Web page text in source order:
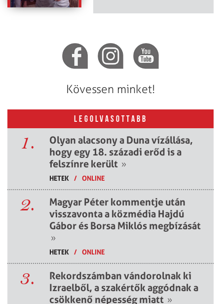
Kövessen minket!
LEGOLVASOTTABB
1.
Olyan alacsony a Duna vízállása,
hogy egy 18. századi erőd is a
felszínre került »
HETEK / ONLINE
2.
Magyar Péter kommentje után
visszavonta a közmédia Hajdú
Gábor és Borsa Miklós megbízását
»
HETEK / ONLINE
3.
Rekordszámban vándorolnak ki
Izraelből, a szakértők aggódnak a
csökkenő népesség miatt »